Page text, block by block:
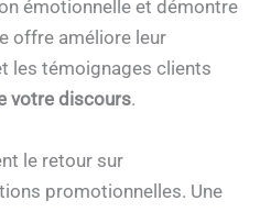
émotionnelle et démontre
offre améliore leur
les témoignages clients
votre discours.
le retour sur
promotionnelles. Une